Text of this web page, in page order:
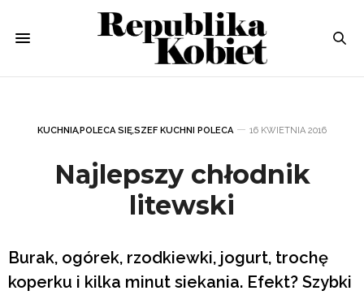
KUCHNIA,POLECA SIĘ,SZEF KUCHNI POLECA 16 KWIETNIA 2016
Najlepszy chłodnik
litewski
Burak, ogórek, rzodkiewki, jogurt, trochę
koperku i kilka minut siekania. Efekt? Szybki